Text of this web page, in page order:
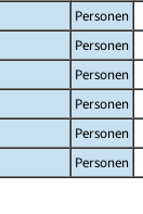
Personen
Personen
Personen
Personen
Personen
Personen